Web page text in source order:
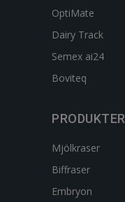
OptiMate
Dairy Track
Semex ai24
Boviteq
PRODUKTER
Mjölkraser
Biffraser
Embryon